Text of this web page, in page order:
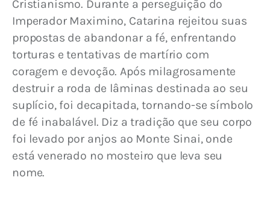
Cristianismo. Durante a perseguição do
Imperador Maximino, Catarina rejeitou suas
propostas de abandonar a fé, enfrentando
torturas e tentativas de martírio com
coragem e devoção. Após milagrosamente
destruir a roda de lâminas destinada ao seu
suplício, foi decapitada, tornando-se símbolo
de fé inabalável. Diz a tradição que seu corpo
foi levado por anjos ao Monte Sinai, onde
está venerado no mosteiro que leva seu
nome.